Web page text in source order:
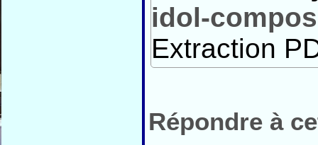
idol-
Extraction
Répondre à